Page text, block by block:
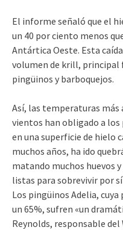
El informe señaló que el
un 40 por ciento menos
Antártica Oeste. Esta
volumen de krill, principal
pingüinos y barboquejos.
Así, las temperaturas más
vientos han obligado a los
en una superficie de hielo
muchos años, ha ido
matando muchos huevos
listas para sobrevivir por
Los pingüinos Adelia,
un 65%, sufren «un
Reynolds, responsable